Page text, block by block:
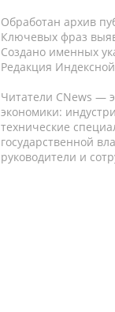
Обработан архив
Ключевых фраз
Создано именных
Редакция
Читатели CNews —
экономики:
технические
государственной
руководители и